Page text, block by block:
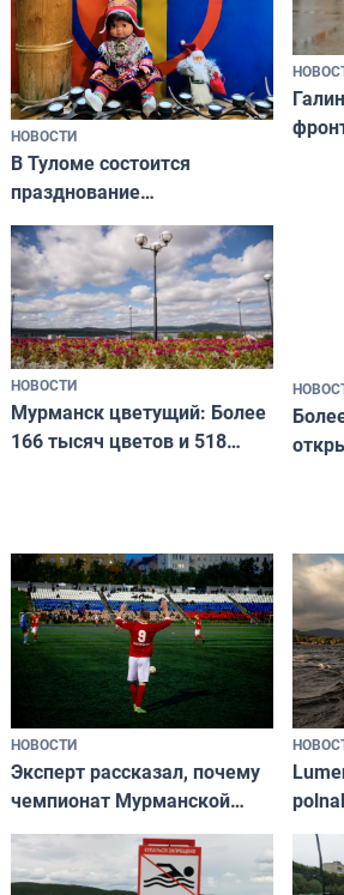
НОВОСТИ
В Туломе состоится
празднование
Международного дня
коренных народов мира
НОВОСТИ
Мурманск цветущий: Более
166 тысяч цветов и 518
НОВОСТИ
Эксперт рассказал, почему
чемпионат Мурманской
области по футболу остался
незамеченным